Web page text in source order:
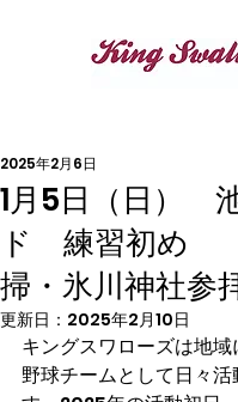
1月5日（日）
ド 練習初め
掃・氷川神社参
2025年2月6日
更新日： 2025年2月10日
キングスワローズは地
野球チームとして日々活